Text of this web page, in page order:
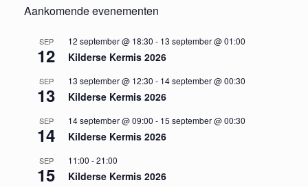
Aankomende evenementen
SEP
12
12 september @ 18:30 - 13 september @ 01:00
Kilderse Kermis 2026
SEP
13
13 september @ 12:30 - 14 september @ 00:30
Kilderse Kermis 2026
SEP
14
14 september @ 09:00 - 15 september @ 00:30
Kilderse Kermis 2026
SEP
15
11:00 -21:00
Kilderse Kermis 2026